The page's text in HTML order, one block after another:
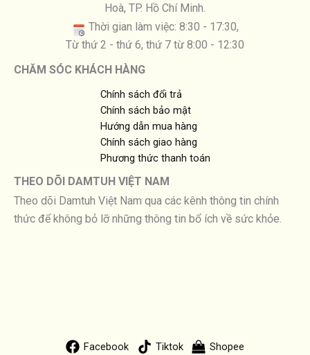
Hoà, TP. Hồ Chí Minh.
Thời gian làm việc: 8:30 - 17:30,
Từ thứ 2 - thứ 6, thứ 7 từ 8:00 - 12:30
CHĂM SÓC KHÁCH HÀNG
Chính sách đổi trả
Chính sách bảo mật
Hướng dẫn mua hàng
Chính sách giao hàng
Phương thức thanh toán
THEO DÕI DAMTUH VIỆT NAM
Theo dõi Damtuh Việt Nam qua các kênh thông tin chính
thức để không bỏ lỡ những thông tin bổ ích về sức khỏe.
Facebook Tiktok Shopee